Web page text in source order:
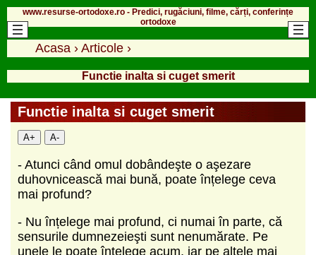
www.resurse-ortodoxe.ro - Predici, rugăciuni, filme, cărți, conferințe
ortodoxe
Acasa › Articole ›
Functie inalta si cuget smerit
Functie inalta si cuget smerit
A+ A-
- Atunci când omul dobândeşte o aşezare
duhovnicească mai bună, poate înțelege ceva
mai profund?
- Nu înțelege mai profund, ci numai în parte, că
sensurile dumnezeieşti sunt nenumărate. Pe
unele le poate înţelege acum, iar pe altele mai